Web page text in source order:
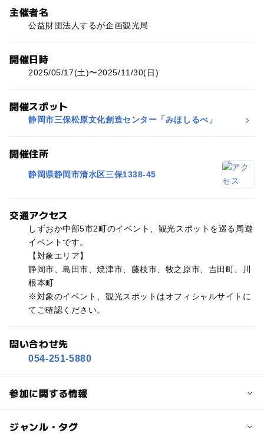
主催者名
公益財団法人するが企画観光局
開催日時
2025/05/17(土)〜2025/11/30(日)
開催スポット
静岡市三保松原文化創造センター「みほしるべ」
開催住所
静岡県静岡市清水区三保1338-45
交通アクセス
しずおか中部5市2町のイベント、観光スポットを巡る周遊
イベントです。
【対象エリア】
静岡市、島田市、焼津市、藤枝市、牧之原市、吉田町、川
根本町
※対象のイベント、観光スポットはオフィシャルサイトに
てご確認ください。
問い合わせ先
054-251-5880
参加に関する情報
対象年齢
ジャンル・タグ